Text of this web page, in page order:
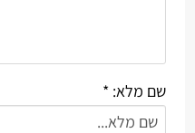
שם מלא: *